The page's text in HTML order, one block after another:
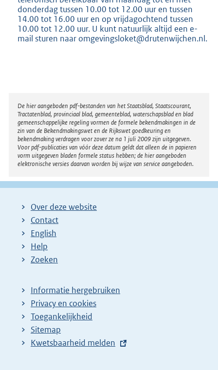
donderdag tussen 10.00 tot 12.00 uur en tussen
14.00 tot 16.00 uur en op vrijdagochtend tussen
10.00 tot 12.00 uur. U kunt natuurlijk altijd een e-
mail sturen naar omgevingsloket@drutenwijchen.nl.
Disclaimer
De hier aangeboden pdf-bestanden van het Staatsblad, Staatscourant,
Tractatenblad, provinciaal blad, gemeenteblad, waterschapsblad en blad
gemeenschappelijke regeling vormen de formele bekendmakingen in de
zin van de Bekendmakingswet en de Rijkswet goedkeuring en
bekendmaking verdragen voor zover ze na 1 juli 2009 zijn uitgegeven.
Voor pdf-publicaties van vóór deze datum geldt dat alleen de in papieren
vorm uitgegeven bladen formele status hebben; de hier aangeboden
elektronische versies daarvan worden bij wijze van service aangeboden.
Over deze website
Contact
English
Help
Zoeken
Informatie hergebruiken
Privacy en cookies
Toegankelijkheid
Sitemap
E
Kwetsbaarheid melden